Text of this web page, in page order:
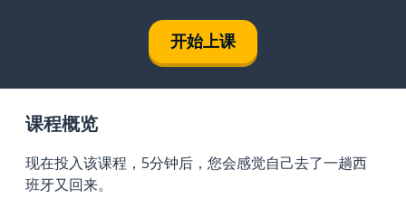
开始上课
课程概览
现在投入该课程，5分钟后，您会感觉自己去了一趟西
班牙又回来。